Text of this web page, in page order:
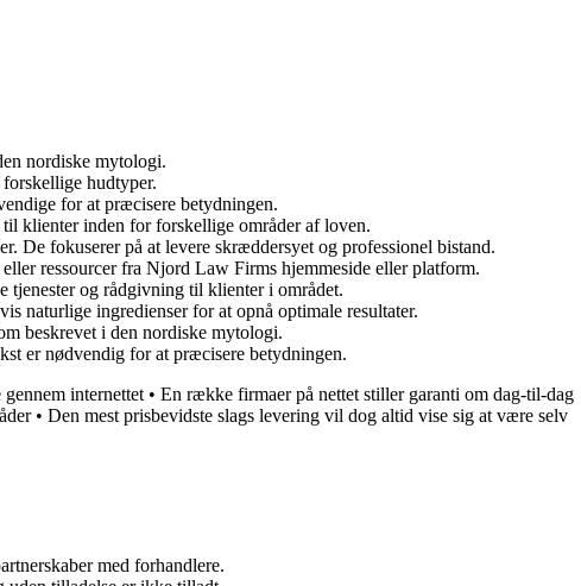
nordiske mytologi.
hudtyper.
for at præcisere betydningen.
klienter inden for forskellige områder af loven.
fokuserer på at levere skræddersyet og professionel bistand.
ressourcer fra Njord Law Firms hjemmeside eller platform.
og rådgivning til klienter i området.
naturlige ingredienser for at opnå optimale resultater.
beskrevet i den nordiske mytologi.
er nødvendig for at præcisere betydningen.
internettet • En række firmaer på nettet stiller garanti om dag-til-dag
• Den mest prisbevidste slags levering vil dog altid vise sig at være selv
med forhandlere.